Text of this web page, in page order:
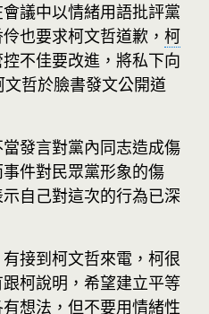
議中以情緒用語批評黨
也要求柯文哲道歉， 柯
不佳要改進，將私下向
哲於臉書發文公開道
發言對黨內同志造成傷
件對民眾黨形象的傷
自己對這次的行為已深
接到柯文哲來電，柯很
柯說明，希望建立平等
想法，但不要用情緒性